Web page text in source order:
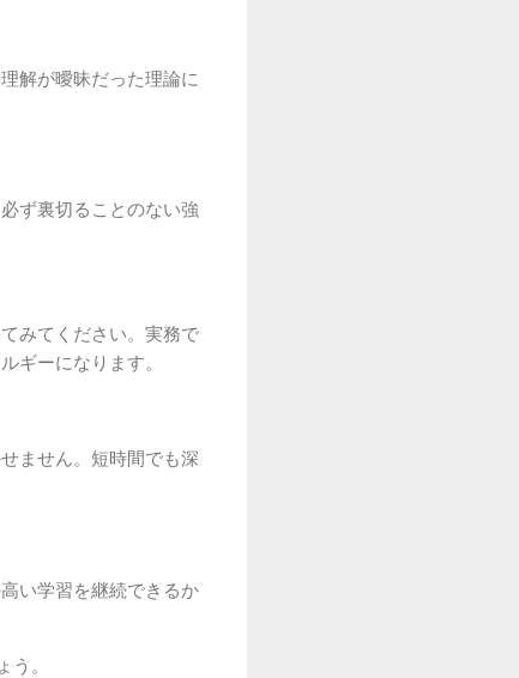
解が曖昧だった理論に
ず裏切ることのない強
みてください。実務で
ギーになります。
ません。短時間でも深
い学習を継続できるか
。